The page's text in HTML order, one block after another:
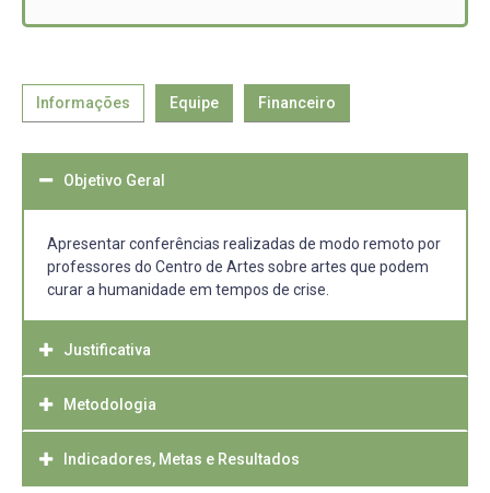
Informações Equipe Financeiro
Objetivo Geral
Apresentar conferências realizadas de modo remoto por
professores do Centro de Artes sobre artes que podem
curar a humanidade em tempos de crise.
Justificativa
Face aos tempos de confinamento que estamos vivendo
percebemos que o que têm nos salvado, e curado, é o
encontro com a arte; deste modo, e com a interrupção
Metodologia
Quatro principais etapas metodológicas compõem o
projeto e caracterizam suas principais ações: 1) Convidar
Indicadores, Metas e Resultados